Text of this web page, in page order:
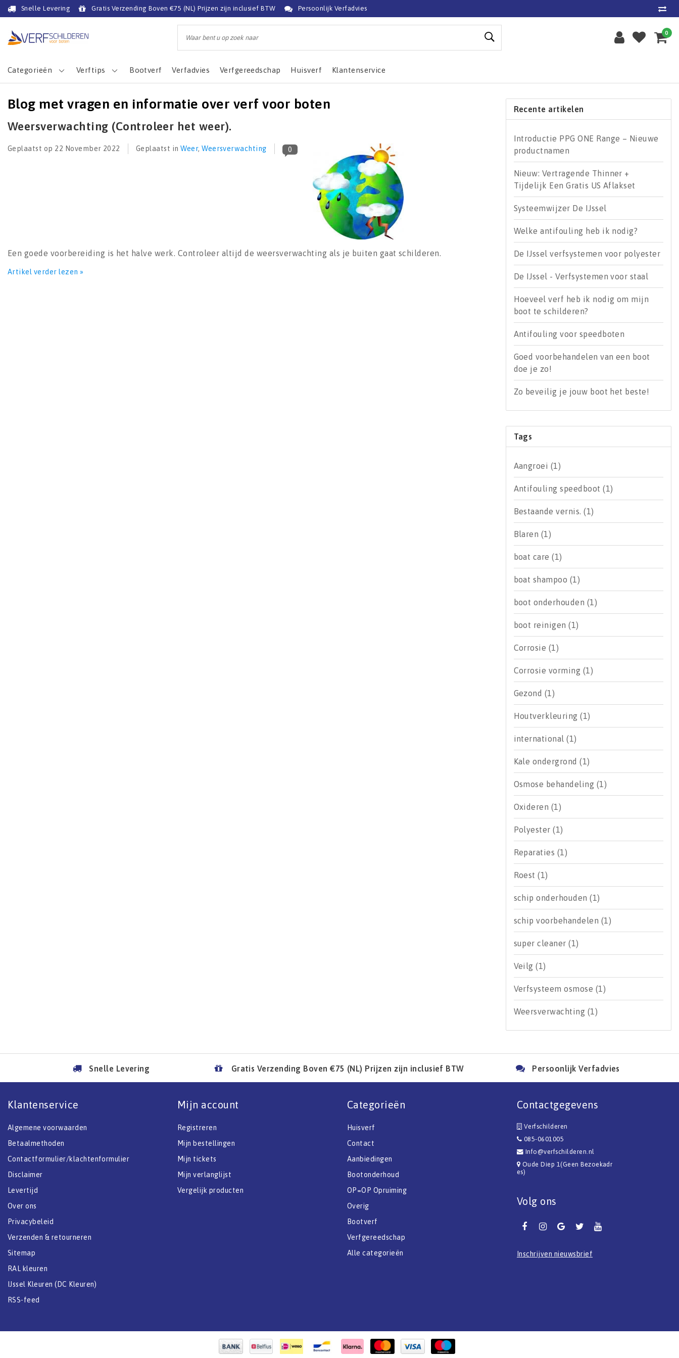
Snelle Levering Gratis Verzending Boven €75 (NL) Prijzen zijn inclusief BTW Persoonlijk Verfadvies
0
Categorieën Verftips Bootverf Verfadvies Verfgereedschap Huisverf Klantenservice
Blog met vragen en informatie over verf voor boten
Weersverwachting (Controleer het weer).
Geplaatst op 22 November 2022 Geplaatst inWeer,Weersverwachting 0
Een goede voorbereiding is het halve werk. Controleer altijd de weersverwachting als je buiten gaat schilderen.
Artikel verder lezen »
Recente artikelen
Introductie PPG ONE Range – Nieuwe
productnamen
Nieuw: Vertragende Thinner +
Tijdelijk Een Gratis US Aflakset
Systeemwijzer De IJssel
Welke antifouling heb ik nodig?
De IJssel verfsystemen voor polyester
De IJssel - Verfsystemen voor staal
Hoeveel verf heb ik nodig om mijn
boot te schilderen?
Antifouling voor speedboten
Goed voorbehandelen van een boot
doe je zo!
Zo beveilig je jouw boot het beste!
Tags
Aangroei (1)
Antifouling speedboot(1)
Bestaande vernis.(1)
Blaren (1)
boat care(1)
boat shampoo (1)
boot onderhouden (1)
boot reinigen(1)
Corrosie (1)
Corrosie vorming (1)
Gezond (1)
Houtverkleuring(1)
international(1)
Kale ondergrond(1)
Osmose behandeling (1)
Oxideren (1)
Polyester(1)
Reparaties (1)
Roest(1)
schip onderhouden(1)
schip voorbehandelen (1)
super cleaner(1)
Veilg(1)
Verfsysteem osmose (1)
Weersverwachting (1)
Snelle Levering Gratis Verzending Boven €75 (NL) Prijzen zijn inclusief BTW Persoonlijk Verfadvies
Klantenservice
Algemene voorwaarden
Betaalmethoden
Contactformulier/klachtenformulier
Disclaimer
Levertijd
Over ons
Privacybeleid
Verzenden & retourneren
Sitemap
RAL kleuren
IJssel Kleuren (DC Kleuren)
RSS-feed
Mijn account
Registreren
Mijn bestellingen
Mijn tickets
Mijn verlanglijst
Vergelijk producten
Categorieën
Huisverf
Contact
Aanbiedingen
Bootonderhoud
OP=OP Opruiming
Overig
Bootverf
Verfgereedschap
Alle categorieën
Contactgegevens
Verfschilderen
085-0601005
Info@verfschilderen.nl
Oude Diep 1(Geen Bezoekadr
es)
Volg ons
Inschrijven nieuwsbrief